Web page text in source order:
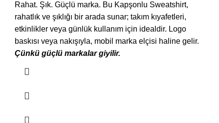
Rahat. Şık. Güçlü marka. Bu Kapşonlu Sweatshirt,
rahatlık ve şıklığı bir arada sunar; takım kıyafetleri,
etkinlikler veya günlük kullanım için idealdir. Logo
baskısı veya nakışıyla, mobil marka elçisi haline gelir.
Çünkü güçlü markalar giyilir.